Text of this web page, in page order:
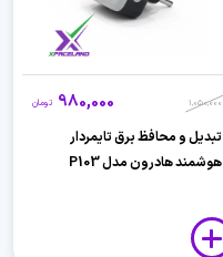
1,050,000
980,000 تومان
تبدیل و محافظ برق تایمردار
هوشمند هادرون مدل P103